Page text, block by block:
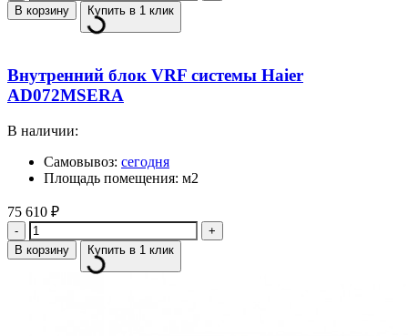
В корзину Купить в 1 клик
Внутренний блок VRF системы Haier
AD072MSERA
В наличии:
Самовывоз: сегодня
Площадь помещения: м2
75 610 ₽
Количество
В корзину Купить в 1 клик